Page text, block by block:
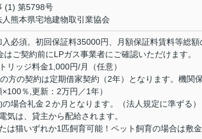
(1) 第5798号
熊本県宅地建物取引業協会
入必須。初回保証料35000円、月額保証料賃料等総
はご契約前にLPガス事業者にご確認いただけます。
リッジ料金1,000円/月（任意）
方の契約は定期借家契約（2年）となります。機関
％,更新：2万円／1年）
の場合礼金２か月となります。（法人規定に準ずる
気は、貸主から配給されます。
は猫いずれか1匹飼育可能！ペット飼育の場合は敷